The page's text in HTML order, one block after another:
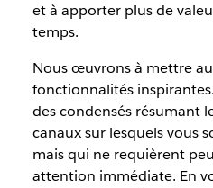
et à apporter plus de
temps.
Nous œuvrons à mettre
fonctionnalités
des condensés résumant
canaux sur lesquels vous
mais qui ne requièrent
attention immédiate. En